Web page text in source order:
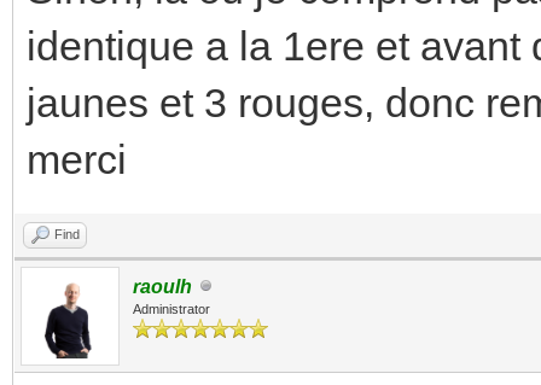
identique a la 1ere et
jaunes et 3 rouges, donc
merci
Find
raoulh
Administrator